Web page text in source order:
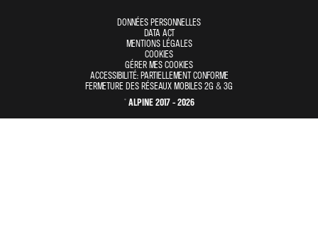
DONNÉES PERSONNELLES
DATA ACT
MENTIONS LÉGALES
COOKIES
GÉRER MES COOKIES
ACCESSIBILITÉ: PARTIELLEMENT CONFORME
FERMETURE DES RÉSEAUX MOBILES 2G & 3G
© ALPINE 2017 - 2026